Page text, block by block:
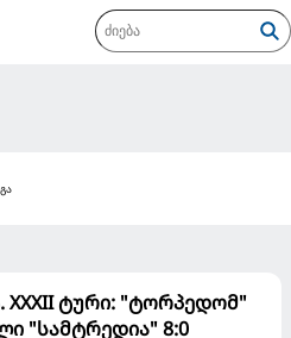
ტური: "ტორპედომ"
"სამტრედია" 8:0